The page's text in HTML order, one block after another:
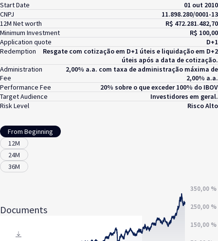
Start Date
01 out 2010
CNPJ
11.898.280/0001-13
12M Net worth
R$ 472.281.482,70
Minimum Investment
R$ 100,00
Application quote
D+1
Redemption
Resgate com cotização em D+1 úteis e liquidação em D+2
úteis após a data de cotização.
Administration
Fee
2,00% a.a. com taxa de administração máxima de
2,00% a.a.
Performance Fee
20% sobre o que exceder 100% do IBOV
Target Audience
Investidores em geral.
Risk Level
Risco Alto
From Beginning
12M
24M
36M
Documents